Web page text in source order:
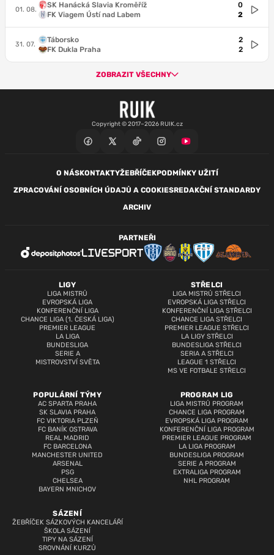
01. 08.
SK Hanácká Slavia Kroměříž
FK Viagem Ústí nad Labem
0
2
31. 07.
Táborsko
FK Dukla Praha
2
2
ZOBRAZIT VŠECHNY
Copyright © 2017–2026 RUIK.cz
O NÁSKONTAKTYŽEBŘÍČEKPODMÍNKY UŽITÍ
ZPRACOVÁNÍ OSOBNÍCH ÚDAJŮ A COOKIESREDAKČNÍ STANDARDY
ARCHIV
LIGY
LIGA MISTRŮ
EVROPSKÁ LIGA
KONFERENČNÍ LIGA
CHANCE LIGA (1. ČESKÁ LIGA)
PREMIER LEAGUE
LA LIGA
BUNDESLIGA
SERIE A
MISTROVSTVÍ SVĚTA
STŘELCI
LIGA MISTRŮ STŘELCI
EVROPSKÁ LIGA STŘELCI
KONFERENČNÍ LIGA STŘELCI
CHANCE LIGA STŘELCI
PREMIER LEAGUE STŘELCI
LA LIGY STŘELCI
BUNDESLIGA STŘELCI
SERIA A STŘELCI
LEAGUE 1 STŘELCI
MS VE FOTBALE STŘELCI
POPULÁRNÍ TÝMY
AC SPARTA PRAHA
SK SLAVIA PRAHA
FC VIKTORIA PLZEŇ
FC BANÍK OSTRAVA
REAL MADRID
FC BARCELONA
MANCHESTER UNITED
ARSENAL
PSG
CHELSEA
BAYERN MNICHOV
PROGRAM LIG
LIGA MISTRŮ PROGRAM
CHANCE LIGA PROGRAM
EVROPSKÁ LIGA PROGRAM
KONFERENČNÍ LIGA PROGRAM
PREMIER LEAGUE PROGRAM
LA LIGA PROGRAM
BUNDESLIGA PROGRAM
SERIE A PROGRAM
EXTRALIGA PROGRAM
NHL PROGRAM
SÁZENÍ
ŽEBŘÍČEK SÁZKOVÝCH KANCELÁŘÍ
ŠKOLA SÁZENÍ
TIPY NA SÁZENÍ
SROVNÁNÍ KURZŮ
PARTNEŘI